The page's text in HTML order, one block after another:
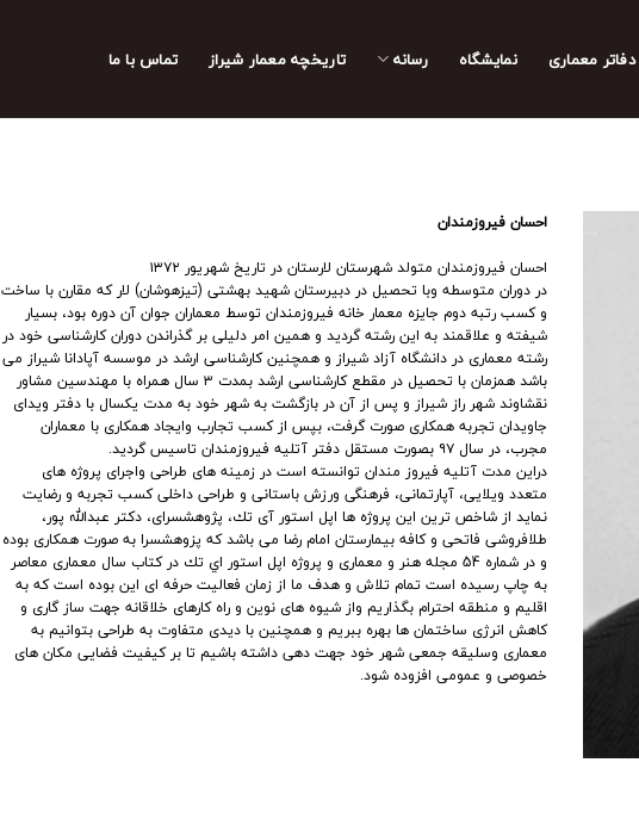
دفاتر معماری نمایشگاه رسانه تاریخچه معمار‌‌ شیراز تماس با ما
احسان فيروزمندان
احسان فيروزمندان متولد شهرستان لارستان در تاريخ شهريور ١٣٧٢
در دوران متوسطه وبا تحصيل در دبيرستان شهيد بهشتى (تيزهوشان) لار كه مقارن با ساخت
و كسب رتبه دوم جايزه معمار خانه فيروزمندان توسط معماران جوان آن دوره بود، بسيار
شيفته و علاقمند به اين رشته گرديد و همين امر دليلى بر گذراندن دوران كارشناسى خود در
رشته معمارى در دانشگاه آزاد شيراز و همچنين كارشناسى ارشد در موسسه آپادانا شيراز مى
باشد همزمان با تحصيل در مقطع كارشناسى ارشد بمدت ٣ سال همراه با مهندسين مشاور
نقشاوند شهر راز شيراز و پس از آن در بازگشت به شهر خود به مدت يكسال با دفتر ويداى
جاويدان تجربه همكارى صورت گرفت، بپس از كسب تجارب وايجاد همكارى با معماران
مجرب، در سال ٩٧ بصورت مستقل دفتر آتليه فيروزمندان تاسيس گرديد.
دراين مدت آتليه فيروز مندان توانسته است در زمينه هاى طراحى واجراى پروژه هاى
متعدد ويلايى، آپارتمانى، فرهنگى ورزش باستانى و طراحى داخلى كسب تجربه و رضايت
نمايد از شاخص ترين اين پروژه ها اپل استور آى تك، پژوهشسراى، دكتر عبدالله پور،
طلافروشى فاتحى و كافه بيمارستان امام رضا مى باشد كه پزوهشسرا به صورت همكارى بوده
و در شماره 54 مجله هنر و معمارى و پروژه اپل استور اي تك در كتاب سال معمارى معاصر
به چاپ رسيده است تمام تلاش و هدف ما از زمان فعاليت حرفه اى اين بوده است كه به
اقليم و منطقه احترام بگذاريم واز شيوه هاى نوين و راه كارهاى خلاقانه جهت ساز گارى و
كاهش انرژى ساختمان ها بهره ببريم و همچنين با ديدى متفاوت به طراحى بتوانيم به
معمارى وسليقه جمعى شهر خود جهت دهى داشته باشيم تا بر كيفيت فضايى مكان هاى
خصوصى و عمومى افزوده شود.